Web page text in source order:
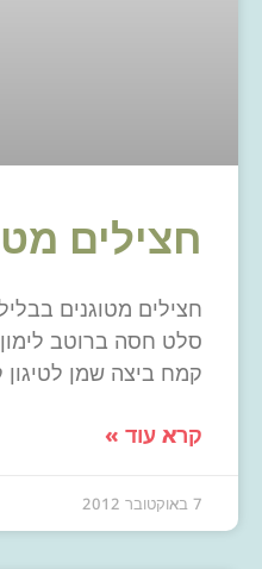
חצילים
חצילים מטוגנים
סלט חסה ברוטב
קמח ביצה שמן לטיגון
קרא עוד »
7 באוקטובר 2012